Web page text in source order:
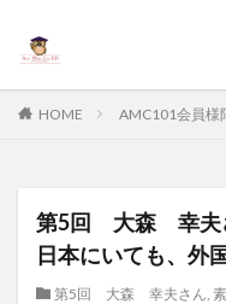
HOME AMC101会員様
第5回 大森 幸夫
日本にいても、外
第5回 大森 幸夫さん,